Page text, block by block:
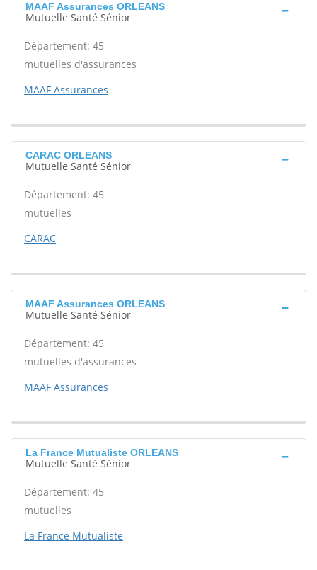
MAAF Assurances ORLEANS
Mutuelle Santé Sénior
Département: 45
mutuelles d'assurances
MAAF Assurances
CARAC ORLEANS
Mutuelle Santé Sénior
Département: 45
mutuelles
CARAC
MAAF Assurances ORLEANS
Mutuelle Santé Sénior
Département: 45
mutuelles d'assurances
MAAF Assurances
La France Mutualiste ORLEANS
Mutuelle Santé Sénior
Département: 45
mutuelles
La France Mutualiste